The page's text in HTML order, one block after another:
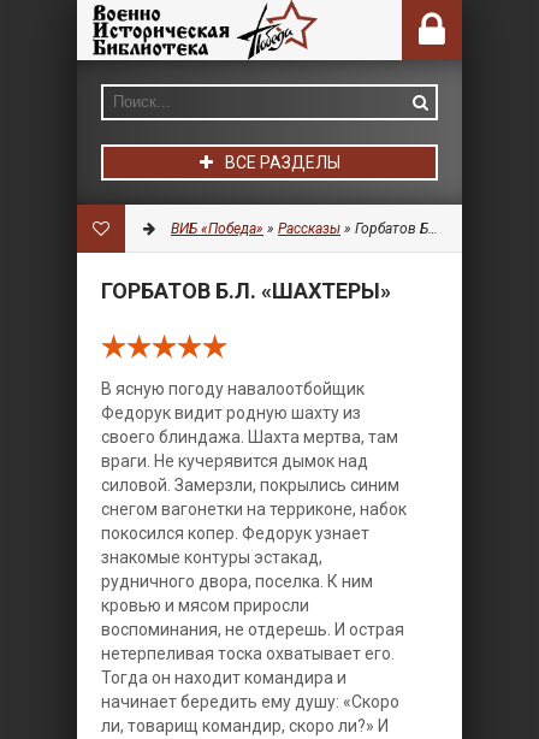
ВСЕ РАЗДЕЛЫ
ВИБ «Победа» » Рассказы » Горбатов Б.Л. «Шахтеры»
ГОРБАТОВ Б.Л. «ШАХТЕРЫ»
В ясную погоду навалоотбойщик
Федорук видит родную шахту из
своего блиндажа. Шахта мертва, там
враги. Не кучерявится дымок над
силовой. Замерзли, покрылись синим
снегом вагонетки на терриконе, набок
покосился копер. Федорук узнает
знакомые контуры эстакад,
рудничного двора, поселка. К ним
кровью и мясом приросли
воспоминания, не отдерешь. И острая
нетерпеливая тоска охватывает его.
Тогда он находит командира и
начинает бередить ему душу: «Скоро
ли, товарищ командир, скоро ли?» И